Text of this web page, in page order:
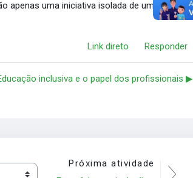
apenas uma iniciativa isolada de um
Link direto Responder
inclusiva e o papel dos profissionais ▶︎
Próxima atividade